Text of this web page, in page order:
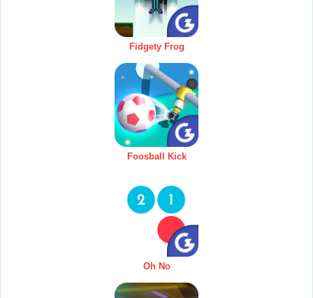
Fidgety Frog
Foosball Kick
Oh No